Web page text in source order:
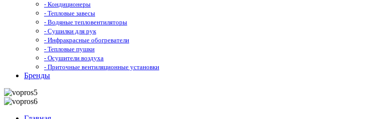
- Кондиционеры
- Тепловые завесы
- Водяные тепловентиляторы
- Сушилки для рук
- Инфракрасные обогреватели
- Тепловые пушки
- Осушители воздуха
- Приточные вентиляционные установки
Бренды